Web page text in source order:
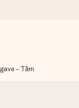
lynhurtigt – så
- Tårn